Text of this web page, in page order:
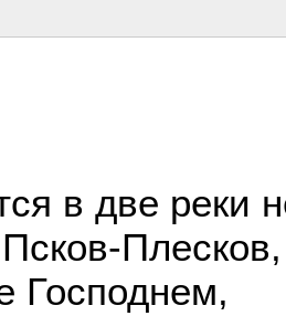
в две реки
Плесков,
Господнем,